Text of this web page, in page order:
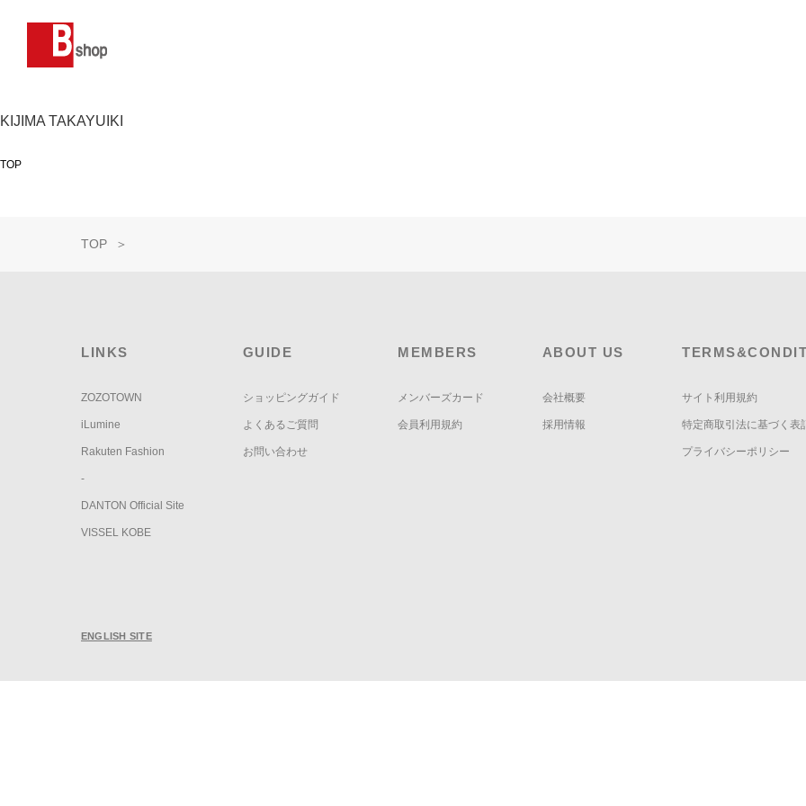
KIJIMA TAKAYUIKI
TOP
TOP ＞
LINKS
ZOZOTOWN
iLumine
Rakuten Fashion
-
DANTON Official Site
VISSEL KOBE
GUIDE
ショッピングガイド
よくあるご質問
お問い合わせ
MEMBERS
メンバーズカード
会員利用規約
ABOUT US
会社概要
採用情報
サイト利用規約
特定商取引法に基づく表
プライバシーポリシー
ENGLISH SITE